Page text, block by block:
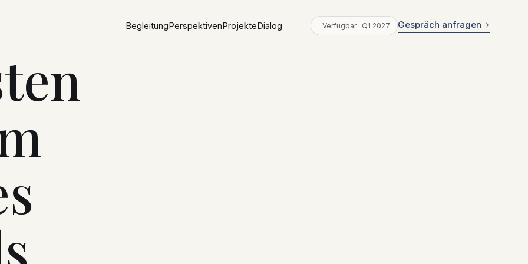
BegleitungPerspektivenProjekteDialog Verfügbar · Q1 2027 Gespräch anfragen